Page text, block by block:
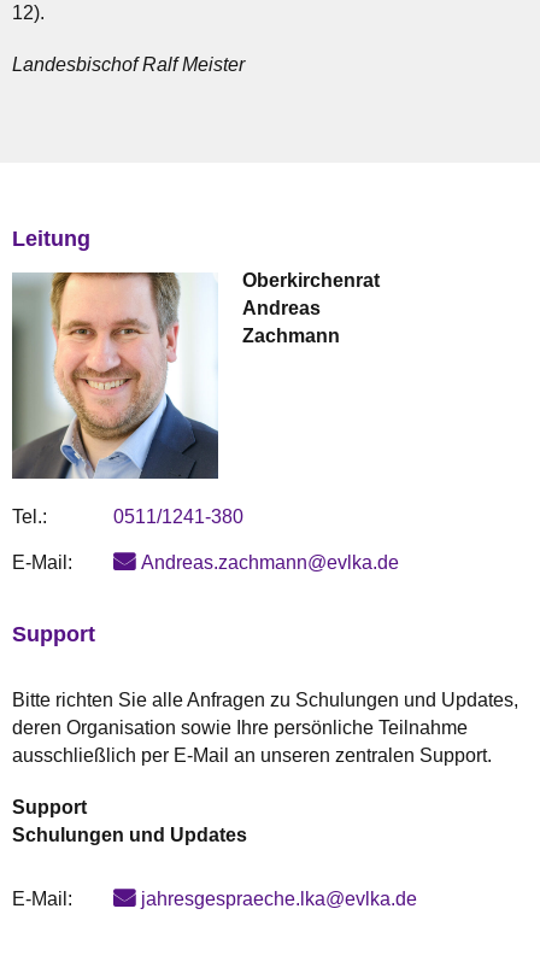
12).
Landesbischof Ralf Meister
Leitung
Oberkirchenrat
Andreas
Zachmann
Tel.: 0511/1241-380
E-Mail: Andreas.zachmann@evlka.de
Support
Bitte richten Sie alle Anfragen zu Schulungen und Updates,
deren Organisation sowie Ihre persönliche Teilnahme
ausschließlich per E-Mail an unseren zentralen Support.
Support
Schulungen und Updates
E-Mail: jahresgespraeche.lka@evlka.de